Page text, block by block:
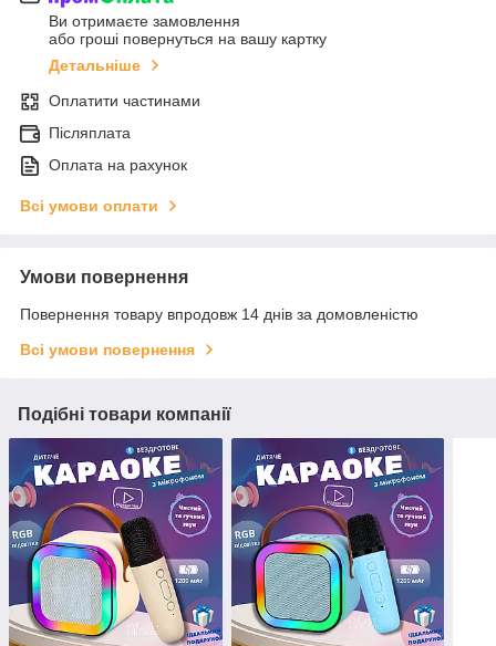
Ви отримаєте замовлення
або гроші повернуться на вашу картку
Детальніше
Оплатити частинами
Післяплата
Оплата на рахунок
Всі умови оплати
Умови повернення
Повернення товару впродовж 14 днів за домовленістю
Всі умови повернення
Подібні товари компанії